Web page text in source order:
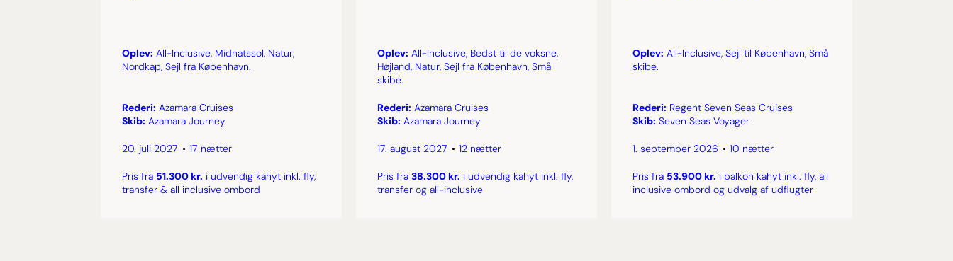
Oplev: All-Inclusive, Midnatssol, Natur,
Nordkap, Sejl fra København.
Rederi: Azamara Cruises
Skib: Azamara Journey
20. juli 2027 17 nætter
Pris fra 51.300 kr. i udvendig kahyt inkl. fly,
transfer & all inclusive ombord
Oplev: All-Inclusive, Bedst til de voksne,
Højland, Natur, Sejl fra København, Små
skibe.
Rederi: Azamara Cruises
Skib: Azamara Journey
17. august 2027 12 nætter
Pris fra 38.300 kr. i udvendig kahyt inkl. fly,
transfer og all-inclusive
Oplev: All-Inclusive, Sejl til København, Små
skibe.
Rederi: Regent Seven Seas Cruises
Skib: Seven Seas Voyager
1. september 2026 10 nætter
Pris fra 53.900 kr. i balkon kahyt inkl. fly, all
inclusive ombord og udvalg af udflugter